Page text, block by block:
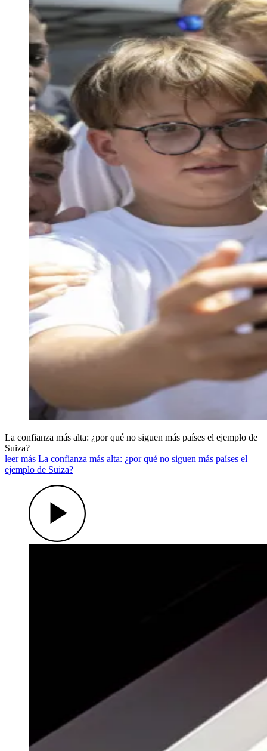
La confianza más alta: ¿por qué no siguen más países el ejemplo de
Suiza?
leer más La confianza más alta: ¿por qué no siguen más países el
ejemplo de Suiza?